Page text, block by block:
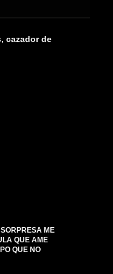
cazador de
ME
QUE AME
QUE NO